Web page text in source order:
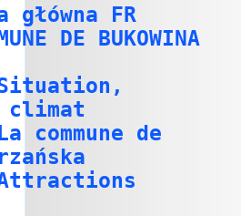
główna FR
DE BUKOWINA
commune de